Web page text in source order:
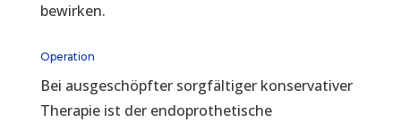
bewirken.
Operation
Bei ausgeschöpfter sorgfältiger konservativer
Therapie ist der endoprothetische